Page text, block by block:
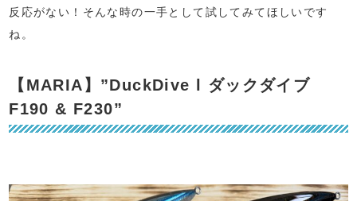
反応がない！そんな時の一手として試してみてほしいです
ね。
【MARIA】”DuckDive l ダックダイブ
F190 & F230”